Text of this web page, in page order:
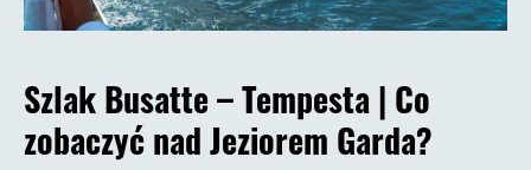
Szlak Busatte – Tempesta | Co
zobaczyć nad Jeziorem Garda?